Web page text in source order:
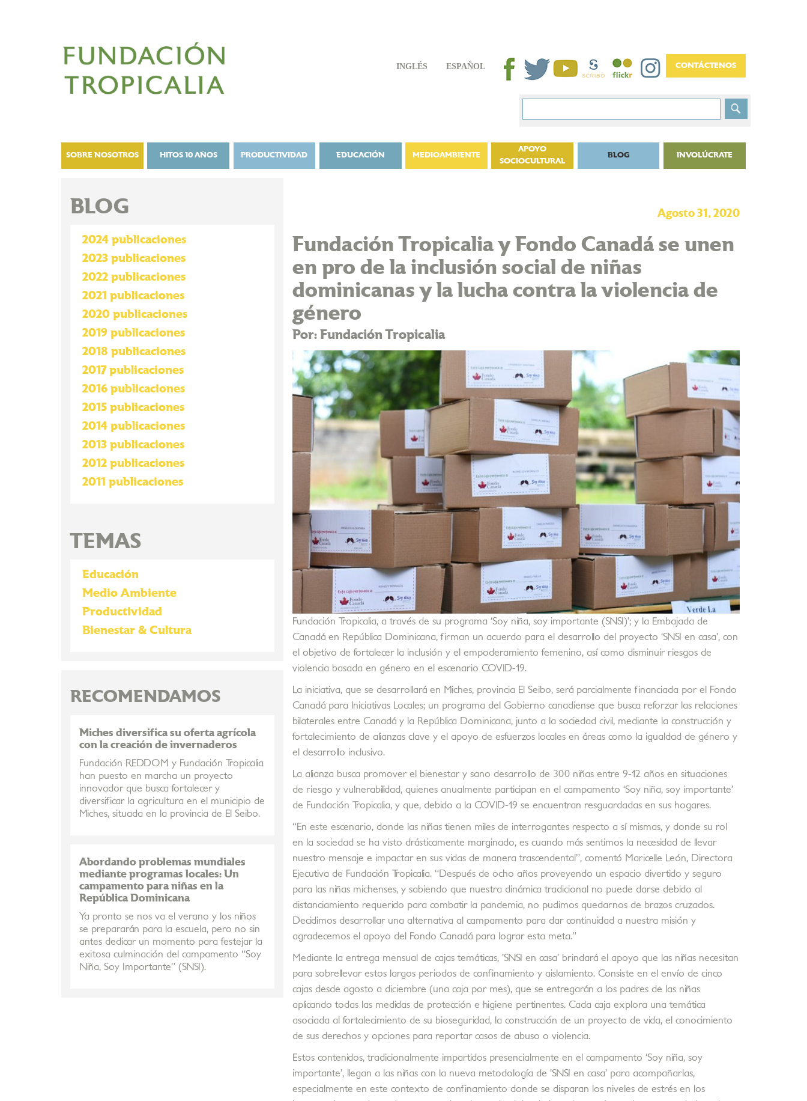
INGLÉS ESPAÑOL
SOBRE NOSOTROS HITOS 10 AÑOS PRODUCTIVIDAD EDUCACIÓN MEDIOAMBIENTE
APOYO
SOCIOCULTURAL
BLOG INVOLÚCRATE
Agosto 31, 2020
Fundación Tropicalia y Fondo Canadá se unen
en pro de la inclusión social de niñas
dominicanas y la lucha contra la violencia de
género
Por: Fundación Tropicalia
Fundación Tropicalia, a través de su programa ‘Soy niña, soy importante (SNSI)’; y la Embajada de
Canadá en República Dominicana, firman un acuerdo para el desarrollo del proyecto ‘SNSI en casa’, con
el objetivo de fortalecer la inclusión y el empoderamiento femenino, así como disminuir riesgos de
violencia basada en género en el escenario COVID-19.
La iniciativa, que se desarrollará en Miches, provincia El Seibo, será parcialmente financiada por el Fondo
Canadá para Iniciativas Locales; un programa del Gobierno canadiense que busca reforzar las relaciones
bilaterales entre Canadá y la República Dominicana, junto a la sociedad civil, mediante la construcción y
fortalecimiento de alianzas clave y el apoyo de esfuerzos locales en áreas como la igualdad de género y
el desarrollo inclusivo.
La alianza busca promover el bienestar y sano desarrollo de 300 niñas entre 9-12 años en situaciones
de riesgo y vulnerabilidad, quienes anualmente participan en el campamento ‘Soy niña, soy importante’
de Fundación Tropicalia, y que, debido a la COVID-19 se encuentran resguardadas en sus hogares.
“En este escenario, donde las niñas tienen miles de interrogantes respecto a sí mismas, y donde su rol
en la sociedad se ha visto drásticamente marginado, es cuando más sentimos la necesidad de llevar
nuestro mensaje e impactar en sus vidas de manera trascendental”, comentó Maricelle León, Directora
Ejecutiva de Fundación Tropicalia. “Después de ocho años proveyendo un espacio divertido y seguro
para las niñas michenses, y sabiendo que nuestra dinámica tradicional no puede darse debido al
distanciamiento requerido para combatir la pandemia, no pudimos quedarnos de brazos cruzados.
Decidimos desarrollar una alternativa al campamento para dar continuidad a nuestra misión y
agradecemos el apoyo del Fondo Canadá para lograr esta meta.”
Mediante la entrega mensual de cajas temáticas, ’SNSI en casa’ brindará el apoyo que las niñas necesitan
para sobrellevar estos largos periodos de confinamiento y aislamiento. Consiste en el envío de cinco
cajas desde agosto a diciembre (una caja por mes), que se entregarán a los padres de las niñas
aplicando todas las medidas de protección e higiene pertinentes. Cada caja explora una temática
asociada al fortalecimiento de su bioseguridad, la construcción de un proyecto de vida, el conocimiento
de sus derechos y opciones para reportar casos de abuso o violencia.
Estos contenidos, tradicionalmente impartidos presencialmente en el campamento ‘Soy niña, soy
importante’, llegan a las niñas con la nueva metodología de ’SNSI en casa’ para acompañarlas,
especialmente en este contexto de confinamiento donde se disparan los niveles de estrés en los
BLOG
2024 publicaciones
2023 publicaciones
2022 publicaciones
2021 publicaciones
2020 publicaciones
2019 publicaciones
2018 publicaciones
2017 publicaciones
2016 publicaciones
2015 publicaciones
2014 publicaciones
2013 publicaciones
2012 publicaciones
2011 publicaciones
TEMAS
Educación
Medio Ambiente
Productividad
Bienestar & Cultura
RECOMENDAMOS
Miches diversifica su oferta agrícola
con la creación de invernaderos
Fundación REDDOM y Fundación Tropicalia
han puesto en marcha un proyecto
innovador que busca fortalecer y
diversificar la agricultura en el municipio de
Miches, situada en la provincia de El Seibo.
Abordando problemas mundiales
mediante programas locales: Un
campamento para niñas en la
República Dominicana
Ya pronto se nos va el verano y los niños
se prepararán para la escuela, pero no sin
antes dedicar un momento para festejar la
exitosa culminación del campamento “Soy
Niña, Soy Importante” (SNSI).